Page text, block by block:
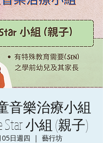
音樂治療小組
Star 小組 (親子)
05日週四
  |
藝行坊